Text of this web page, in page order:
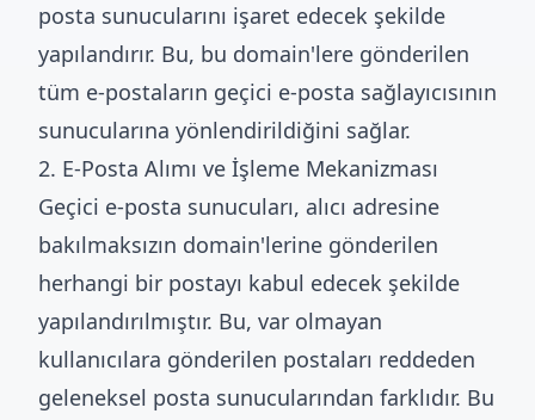
posta sunucularını işaret edecek şekilde
yapılandırır. Bu, bu domain'lere gönderilen
tüm e-postaların geçici e-posta sağlayıcısının
sunucularına yönlendirildiğini sağlar.
2. E-Posta Alımı ve İşleme Mekanizması
Geçici e-posta sunucuları, alıcı adresine
bakılmaksızın domain'lerine gönderilen
herhangi bir postayı kabul edecek şekilde
yapılandırılmıştır. Bu, var olmayan
kullanıcılara gönderilen postaları reddeden
geleneksel posta sunucularından farklıdır. Bu